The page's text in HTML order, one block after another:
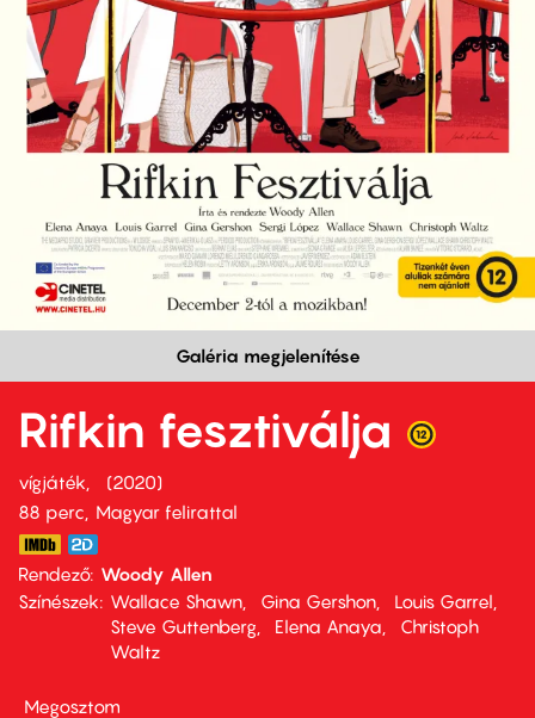
Galéria megjelenítése
Rifkin fesztiválja
vígjáték
2020
88 perc,
Magyar felirattal
Rendező Woody Allen
Színészek
Wallace Shawn Gina Gershon
Louis Garrel
Steve Guttenberg
Elena Anaya
Christoph
Waltz
Megosztom